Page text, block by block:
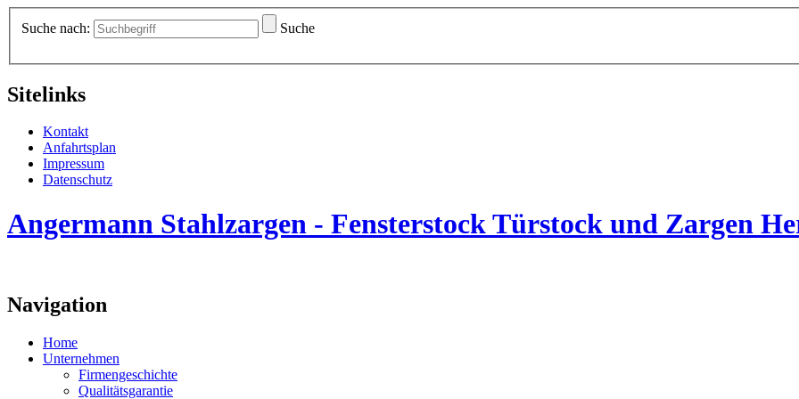
Suche nach: Suche
Sitelinks
Kontakt
Anfahrtsplan
Impressum
Datenschutz
Angermann Stahlzargen - Fensterstock Türstock und Zargen
Navigation
Home
Unternehmen
Firmengeschichte
Qualitätsgarantie